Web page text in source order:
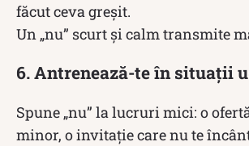
făcut ceva greșit.
Un „nu” scurt și calm transmite
6. Antrenează-te în situații
Spune „nu” la lucruri mici: o
minor, o invitație care nu te